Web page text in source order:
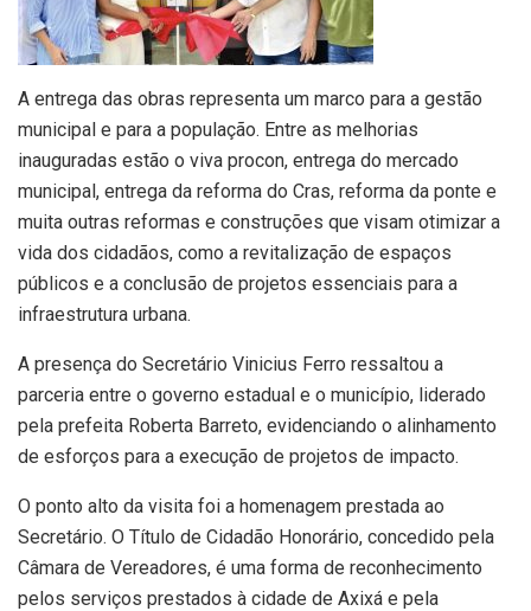
A entrega das obras representa um marco para a gestão
municipal e para a população. Entre as melhorias
inauguradas estão o viva procon, entrega do mercado
municipal, entrega da reforma do Cras, reforma da ponte e
muita outras reformas e construções que visam otimizar a
vida dos cidadãos, como a revitalização de espaços
públicos e a conclusão de projetos essenciais para a
infraestrutura urbana.
A presença do Secretário Vinicius Ferro ressaltou a
parceria entre o governo estadual e o município, liderado
pela prefeita Roberta Barreto, evidenciando o alinhamento
de esforços para a execução de projetos de impacto.
O ponto alto da visita foi a homenagem prestada ao
Secretário. O Título de Cidadão Honorário, concedido pela
Câmara de Vereadores, é uma forma de reconhecimento
pelos serviços prestados à cidade de Axixá e pela